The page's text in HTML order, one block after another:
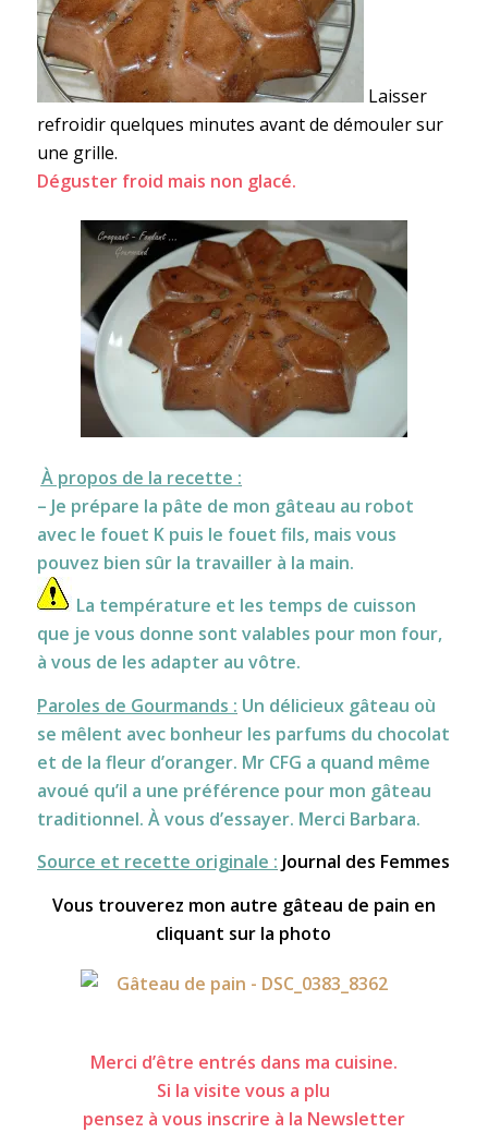
Laisser
refroidir quelques minutes avant de démouler sur
une grille.
Déguster froid mais non glacé.
À propos de la recette :
– Je prépare la pâte de mon gâteau au robot
avec le fouet K puis le fouet fils, mais vous
pouvez bien sûr la travailler à la main.
La température et les temps de cuisson
que je vous donne sont valables pour mon four,
à vous de les adapter au vôtre.
Paroles de Gourmands : Un délicieux gâteau où
se mêlent avec bonheur les parfums du chocolat
et de la fleur d’oranger. Mr CFG a quand même
avoué qu’il a une préférence pour mon gâteau
traditionnel. À vous d’essayer. Merci Barbara.
Source et recette originale : Journal des Femmes
Vous trouverez mon autre gâteau de pain en
cliquant sur la photo
Merci d’être entrés dans ma cuisine.
Si la visite vous a plu
pensez à vous inscrire à la Newsletter